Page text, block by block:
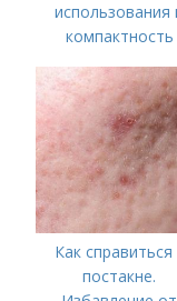
использования
компактность
Как справиться
постакне.